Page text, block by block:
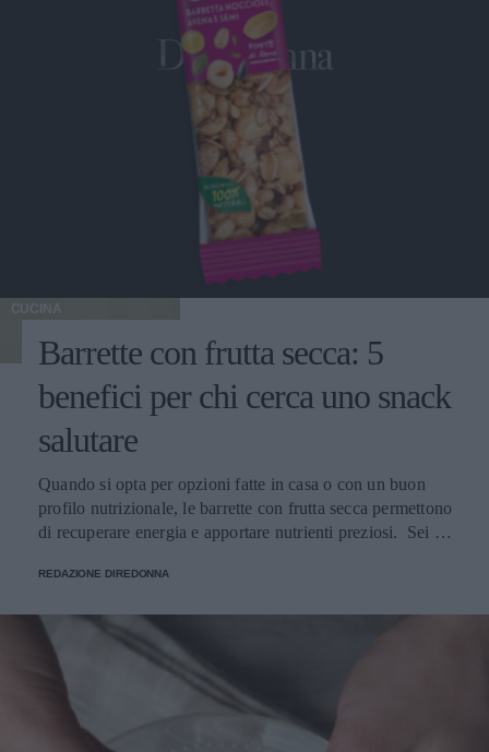
CUCINA
Barrette con frutta secca: 5
benefici per chi cerca uno snack
salutare
Quando si opta per opzioni fatte in casa o con un buon
profilo nutrizionale, le barrette con frutta secca permettono
di recuperare energia e apportare nutrienti preziosi. Sei tra
giornata e che cercano snack pratici da portare ovunque?
molto popolare perché, oltre a essere una buona fonte di
nutrienti, possono essere consumate ovunque senza
bisogno di ricorrere a dolciumi ultraprocessati. Che tu le
prepari in casa o che ricorra a barrette con frutta secca
salutari, questo tipo di snack è perfetto per l'ufficio, tra una
REDAZIONE DIREDONNA